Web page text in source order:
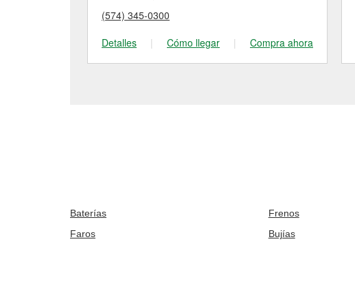
(574) 345-0300
Detalles
| Cómo llegar | Compra ahora
Baterías Frenos
Faros
Bujías